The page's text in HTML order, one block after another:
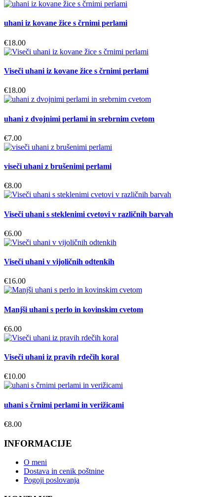
uhani iz kovane žice s črnimi perlami
€18.00
Viseči uhani iz kovane žice s črnimi perlami
€18.00
uhani z dvojnimi perlami in srebrnim cvetom
€7.00
viseči uhani z brušenimi perlami
€8.00
Viseči uhani s steklenimi cvetovi v različnih barvah
€6.00
Viseči uhani v vijoličnih odtenkih
€16.00
Manjši uhani s perlo in kovinskim cvetom
€6.00
Viseči uhani iz pravih rdečih koral
€10.00
uhani s črnimi perlami in verižicami
€8.00
INFORMACIJE
O meni
Dostava in cenik poštnine
Pogoji poslovanja